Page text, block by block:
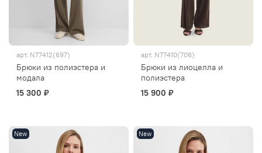
арт. N77412(697)
Брюки из полиэстера и
модала
15 300 ₽
арт. N77410(706)
Брюки из лиоцелла и
полиэстера
15 900 ₽
New New